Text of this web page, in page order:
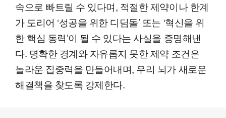
속으로 빠트릴 수 있다며, 적절한 제약이나 한계
가 도리어 ‘성공을 위한 디딤돌’ 또는 ‘혁신을 위
한 핵심 동력’이 될 수 있다는 사실을 증명해낸
다. 명확한 경계와 자유롭지 못한 제약 조건은
놀라운 집중력을 만들어내며, 우리 뇌가 새로운
해결책을 찾도록 강제한다.